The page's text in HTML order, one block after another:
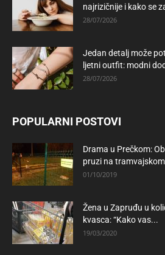
najrizičnije i kako se
28/07/2026
Jedan detalj može
ljetni outfit: modni
28/07/2026
POPULARNI POSTOVI
Drama u Prečkom:
pruzi na
01/10/2019
Žena u Zapruđu u
kvasca: “Kako vas...
19/03/2020